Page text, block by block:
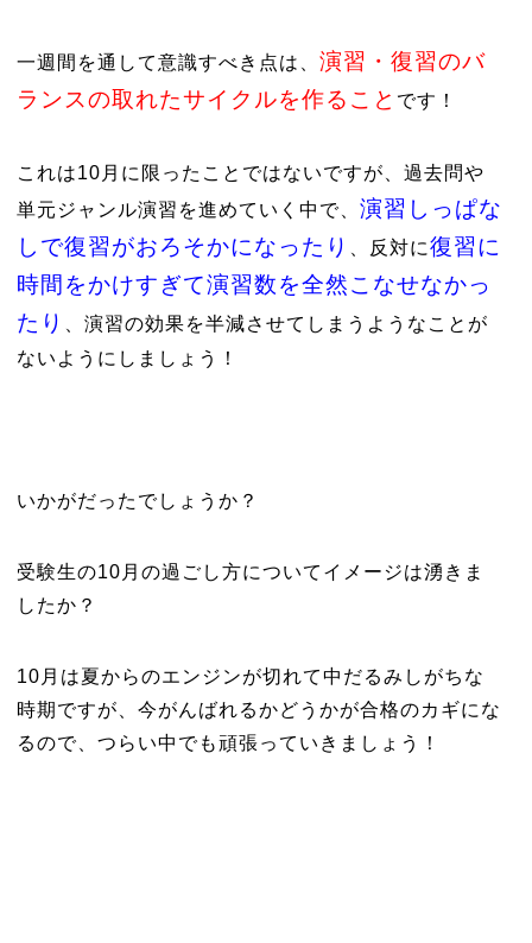
一週間を通して意識すべき点は、 演習・復習のバ
ランスの取れたサイクルを作ること です！
これは10月に限ったことではないですが、過去問や
単元ジャンル演習を進めていく中で、 演習しっぱな
しで復習がおろそかになったり
、反対に復習に
時間をかけすぎて演習数を全然こなせなかっ
たり
、演習の効果を半減させてしまうようなことが
ないようにしましょう！
いかがだったでしょうか？
受験生の10月の過ごし方についてイメージは湧きま
したか？
10月は夏からのエンジンが切れて中だるみしがちな
時期ですが、今がんばれるかどうかが合格のカギにな
るので、つらい中でも頑張っていきましょう！